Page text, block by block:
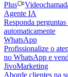
Plus
Agente IA
Responda
automaticamente
WhatsApp
Profissionalize o
no WhatsApp e
JivoMarketing
Aborde clientes na